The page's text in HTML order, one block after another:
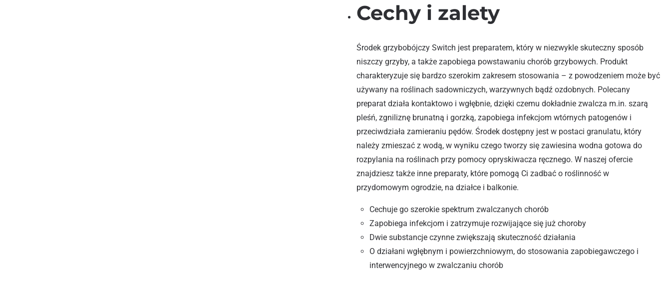
Cechy i zalety
Środek grzybobójczy Switch jest preparatem, który w niezwykle skuteczny sposób
niszczy grzyby, a także zapobiega powstawaniu chorób grzybowych. Produkt
charakteryzuje się bardzo szerokim zakresem stosowania – z powodzeniem może być
używany na roślinach sadowniczych, warzywnych bądź ozdobnych. Polecany
preparat działa kontaktowo i wgłębnie, dzięki czemu dokładnie zwalcza m.in. szarą
pleśń, zgniliznę brunatną i gorzką, zapobiega infekcjom wtórnych patogenów i
przeciwdziała zamieraniu pędów. Środek dostępny jest w postaci granulatu, który
należy zmieszać z wodą, w wyniku czego tworzy się zawiesina wodna gotowa do
rozpylania na roślinach przy pomocy opryskiwacza ręcznego. W naszej ofercie
znajdziesz także inne preparaty, które pomogą Ci zadbać o roślinność w
przydomowym ogrodzie, na działce i balkonie.
Cechuje go szerokie spektrum zwalczanych chorób
Zapobiega infekcjom i zatrzymuje rozwijające się już choroby
Dwie substancje czynne zwiększają skuteczność działania
O działani wgłębnym i powierzchniowym, do stosowania zapobiegawczego i
interwencyjnego w zwalczaniu chorób